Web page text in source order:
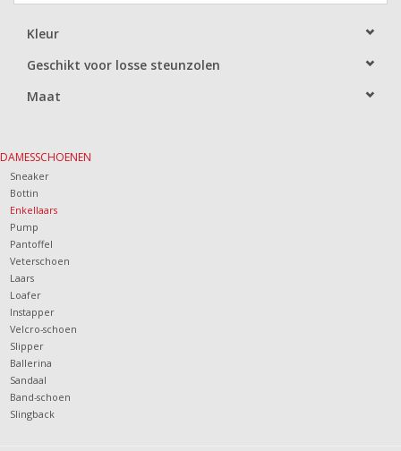
Kleur
Geschikt voor losse steunzolen
Maat
DAMESSCHOENEN
Sneaker
Bottin
Enkellaars
Pump
Pantoffel
Veterschoen
Laars
Loafer
Instapper
Velcro-schoen
Slipper
Ballerina
Sandaal
Band-schoen
Slingback